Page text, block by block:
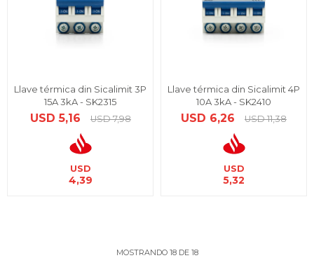
Llave térmica din Sicalimit 3P
15A 3kA - SK2315
USD 5,16 USD 7,98
USD
4,39
Llave térmica din Sicalimit 4P
10A 3kA - SK2410
USD 6,26 USD 11,38
USD
5,32
MOSTRANDO 18DE 18